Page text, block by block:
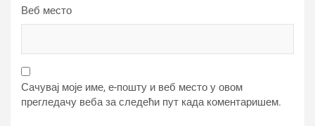
Веб место
Сачувај моје име, е-пошту и веб место у овом
прегледачу веба за следећи пут када коментаришем.